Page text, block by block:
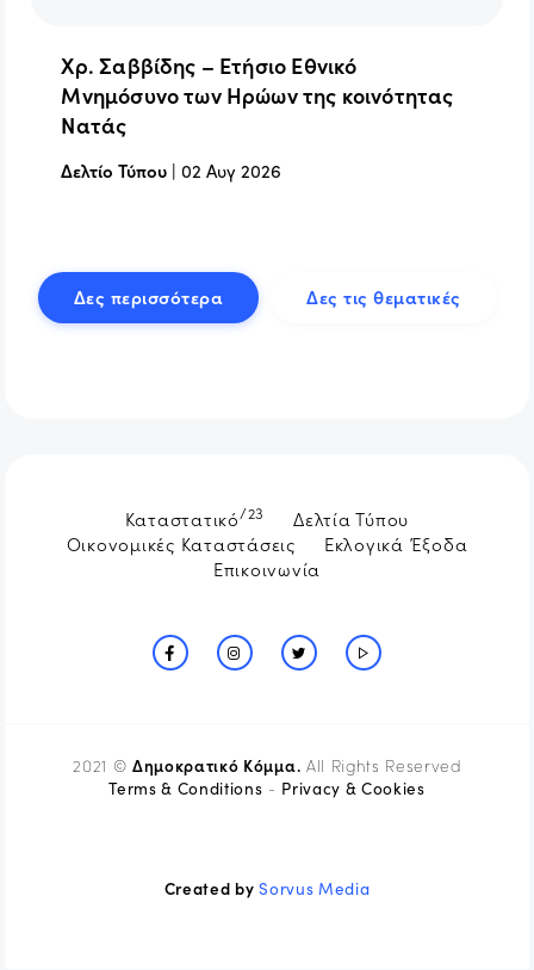
Χρ. Σαββίδης – Ετήσιο Εθνικό
Μνημόσυνο των Ηρώων της κοινότητας
Νατάς
Δελτίο Τύπου |02 Αυγ 2026
Δες περισσότερα Δες τις θεματικές
Καταστατικό/23
Δελτία Τύπου
Οικονομικές Καταστάσεις
Εκλογικά Έξοδα
Επικοινωνία
2021 ©Δημοκρατικό Κόμμα. All Rights Reserved
Terms & Conditions - Privacy & Cookies
Created bySorvus Media